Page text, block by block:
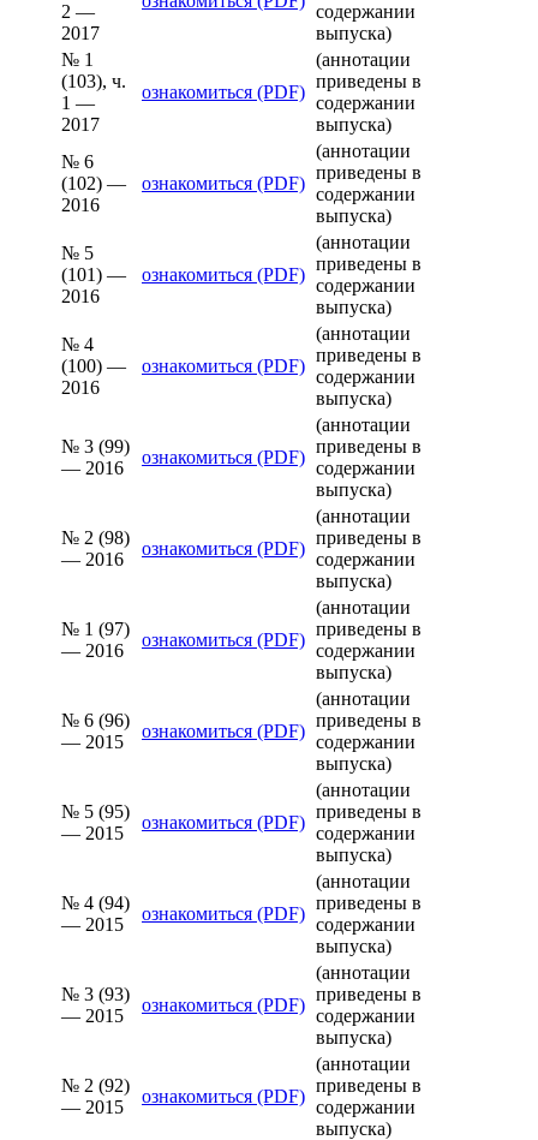
2 —
2017
содержании
выпуска)
№ 1
(103), ч.
1 —
2017
ознакомиться (PDF)
(аннотации
приведены в
содержании
выпуска)
№ 6
(102) —
2016
ознакомиться (PDF)
(аннотации
приведены в
содержании
выпуска)
№ 5
(101) —
2016
ознакомиться (PDF)
(аннотации
приведены в
содержании
выпуска)
№ 4
(100) —
2016
ознакомиться (PDF)
(аннотации
приведены в
содержании
выпуска)
№ 3 (99)
— 2016
ознакомиться (PDF)
(аннотации
приведены в
содержании
выпуска)
№ 2 (98)
— 2016
ознакомиться (PDF)
(аннотации
приведены в
содержании
выпуска)
№ 1 (97)
— 2016
ознакомиться (PDF)
(аннотации
приведены в
содержании
выпуска)
№ 6 (96)
— 2015
ознакомиться (PDF)
(аннотации
приведены в
содержании
выпуска)
№ 5 (95)
— 2015
ознакомиться (PDF)
(аннотации
приведены в
содержании
выпуска)
№ 4 (94)
— 2015
ознакомиться (PDF)
(аннотации
приведены в
содержании
выпуска)
№ 3 (93)
— 2015
ознакомиться (PDF)
(аннотации
приведены в
содержании
выпуска)
№ 2 (92)
— 2015
ознакомиться (PDF)
(аннотации
приведены в
содержании
выпуска)